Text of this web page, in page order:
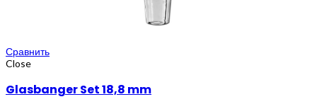
Сравнить
Close
Glasbanger Set 18,8 mm